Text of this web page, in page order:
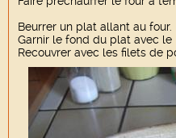
Beurrer un plat allant au four.
Garnir le fond du plat avec
Recouvrer avec les filets de